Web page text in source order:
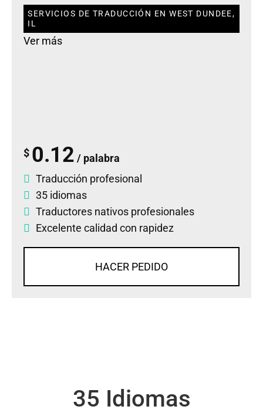
SERVICIOS DE TRADUCCIÓN EN WEST DUNDEE,
IL
Ver más
$ 0.12 / palabra
Traducción profesional
35 idiomas
Traductores nativos profesionales
Excelente calidad con rapidez
HACER PEDIDO
35 Idiomas